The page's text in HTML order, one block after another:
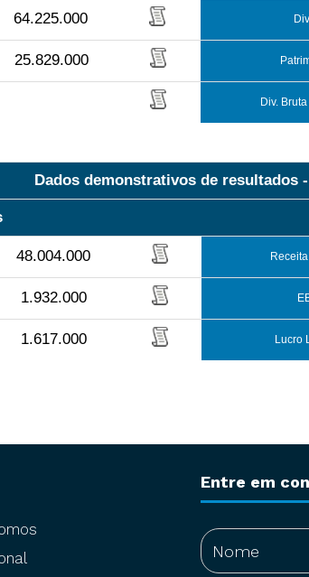
64.225.000
25.829.000
Div.
Dados demonstrativos de resultados
48.004.000
1.932.000
1.617.000 Lucro
Entre em